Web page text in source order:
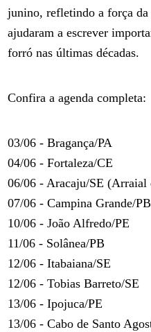
junino, refletindo a força
ajudaram a escrever
forró nas últimas décadas.
Confira a agenda completa:
03/06 - Bragança/PA
04/06 - Fortaleza/CE
06/06 - Aracaju/SE (Arraial
07/06 - Campina Grande/PB
10/06 - João Alfredo/PE
11/06 - Solânea/PB
12/06 - Itabaiana/SE
12/06 - Tobias Barreto/SE
13/06 - Ipojuca/PE
13/06 - Cabo de Santo